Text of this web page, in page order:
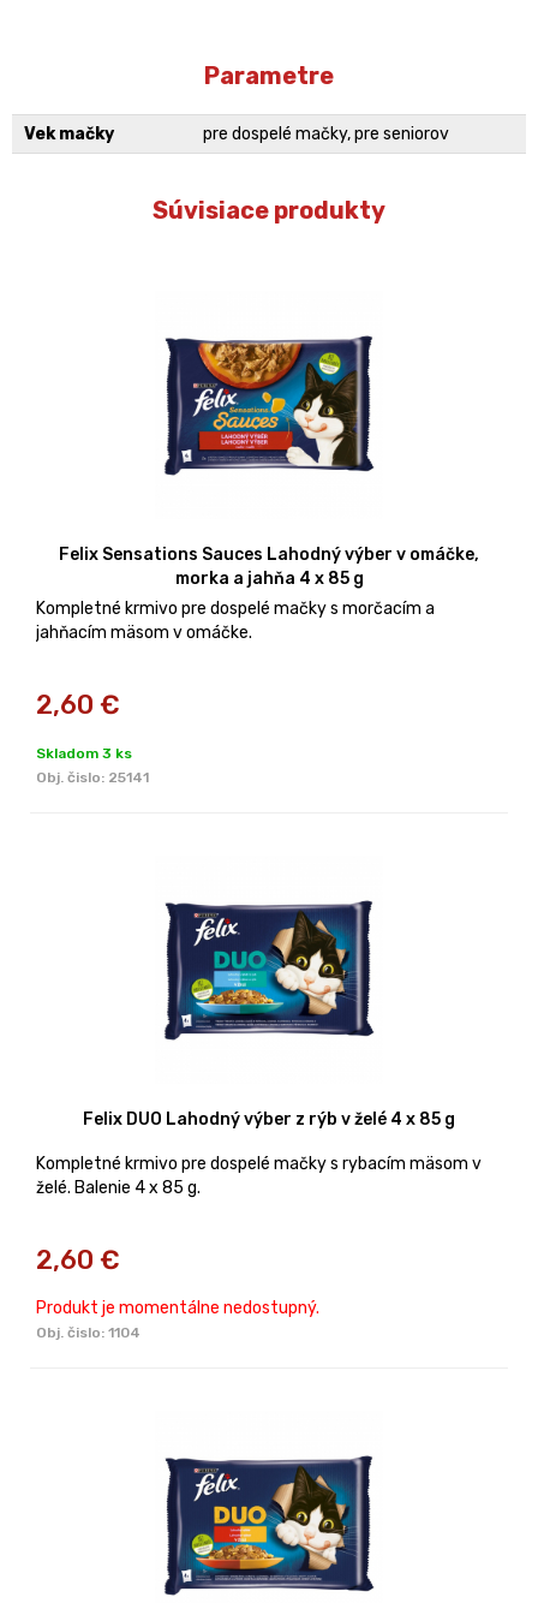
Parametre
Vek mačky pre dospelé mačky, pre seniorov
Súvisiace produkty
Felix Sensations Sauces Lahodný výber v omáčke,
morka a jahňa 4 x 85 g
Kompletné krmivo pre dospelé mačky s morčacím a
jahňacím mäsom v omáčke.
2,60 €
Skladom 3 ks
Obj. čislo: 25141
Felix DUO Lahodný výber z rýb v želé 4 x 85 g
Kompletné krmivo pre dospelé mačky s rybacím mäsom v
želé. Balenie 4 x 85 g.
2,60 €
Produkt je momentálne nedostupný.
Obj. čislo: 1104